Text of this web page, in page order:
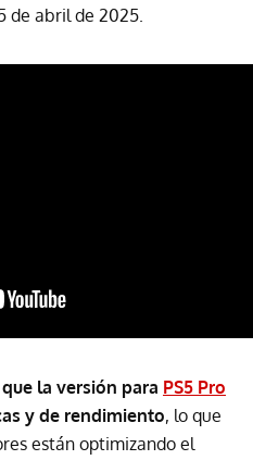
de abril de 2025.
la versión para PS5 Pro
y de rendimiento, lo que
están optimizando el